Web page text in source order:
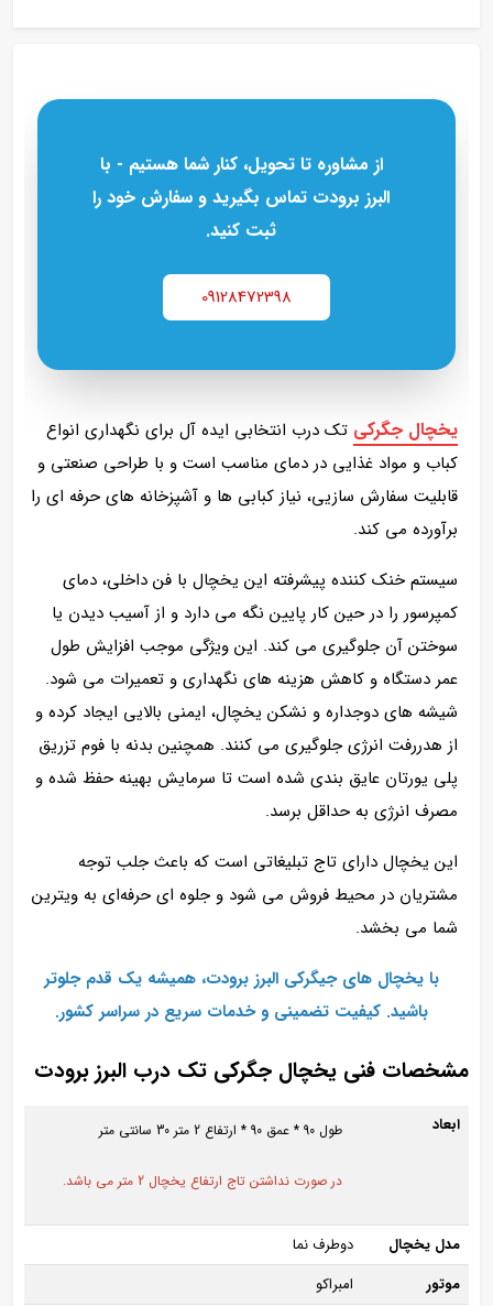
از مشاوره تا تحویل، کنار شما هستیم - با
البرز برودت تماس بگیرید و سفارش خود را
ثبت کنید.
09128472398
یخچال جگرکی تک درب انتخابی ایده‌ آل برای نگهداری انواع
کباب و مواد غذایی در دمای مناسب است و با طراحی صنعتی و
قابلیت سفارش‌ سازیی، نیاز کبابی‌ ها و آشپزخانه‌ های حرفه‌ ای را
برآورده می‌ کند.
سیستم خنک‌ کننده پیشرفته این یخچال با فن داخلی، دمای
کمپرسور را در حین کار پایین نگه می‌ دارد و از آسیب دیدن یا
سوختن آن جلوگیری می‌ کند. این ویژگی موجب افزایش طول
عمر دستگاه و کاهش هزینه‌ های نگهداری و تعمیرات می‌ شود.
شیشه‌ های دوجداره و نشکن یخچال، ایمنی بالایی ایجاد کرده و
از هدررفت انرژی جلوگیری می‌ کنند. همچنین بدنه با فوم تزریق
پلی‌ یورتان عایق‌ بندی شده است تا سرمایش بهینه حفظ شده و
مصرف انرژی به حداقل برسد.
این یخچال دارای تاج تبلیغاتی است که باعث جلب توجه
مشتریان در محیط فروش می‌ شود و جلوه‌ ای حرفه‌ای به ویترین
شما می‌ بخشد.
با یخچال‌ های جیگرکی البرز برودت، همیشه یک قدم جلوتر
باشید. کیفیت تضمینی و خدمات سریع در سراسر کشور.
مشخصات فنی یخچال جگرکی تک درب البرز برودت
ابعاد طول 90 * عمق 90 * ارتفاع 2 متر 30 سانتی متر
در صورت نداشتن تاج ارتفاع یخچال 2 متر می باشد.
مدل یخچال
دوطرف نما
موتور
امبراکو